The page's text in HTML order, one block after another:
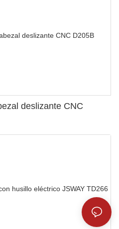
deslizante CNC